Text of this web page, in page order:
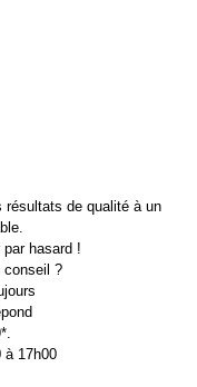
résultats de qualité à un
hasard !
conseil ?
à 17h00